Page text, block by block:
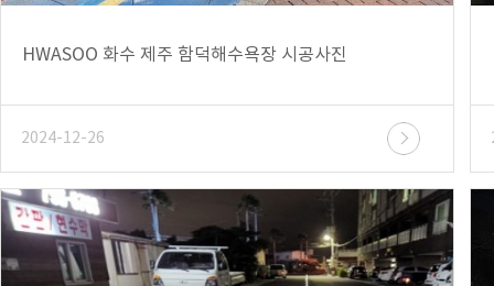
HWASOO 화수 제주 함덕해수욕장 시공사진
2024-12-26